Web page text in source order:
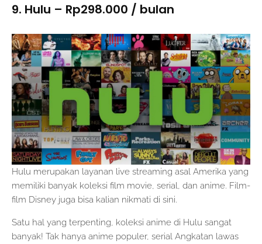
9. Hulu – Rp298.000 / bulan
Hulu merupakan layanan live streaming asal Amerika yang
memiliki banyak koleksi film movie, serial, dan anime. Film-
film Disney juga bisa kalian nikmati di sini.
Satu hal yang terpenting, koleksi anime di Hulu sangat
banyak! Tak hanya anime populer, serial Angkatan lawas